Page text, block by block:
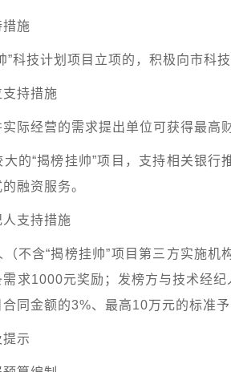
措施
”科技计划项目立项的，积极向市科
支持措施
际经营的需求提出单位可获得最高
的“揭榜挂帅”项目，支持相关银
融资服务。
人支持措施
不含“揭榜挂帅”项目第三方实施
求1000元奖励；发榜方与技术经
同金额的3%、最高10万元的标准
示